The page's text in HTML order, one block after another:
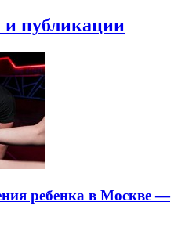
и публикации
ребенка в Москве —